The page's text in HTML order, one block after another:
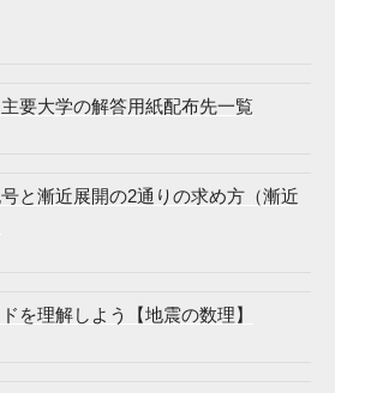
主要大学の解答用紙配布先一覧
と漸近展開の2通りの求め方（漸近
を理解しよう【地震の数理】